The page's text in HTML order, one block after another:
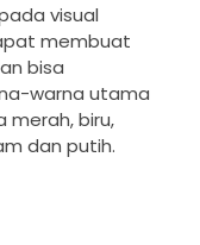
visual
membuat
bisa
warna utama
merah, biru,
dan putih.